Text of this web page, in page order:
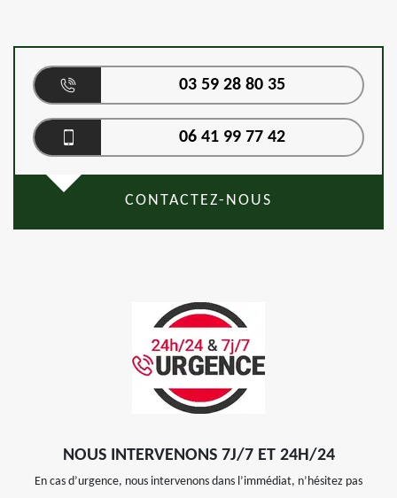
03 59 28 80 35
06 41 99 77 42
CONTACTEZ-NOUS
NOUS INTERVENONS 7J/7 ET 24H/24
En cas d’urgence, nous intervenons dans l’immédiat, n’hésitez pas